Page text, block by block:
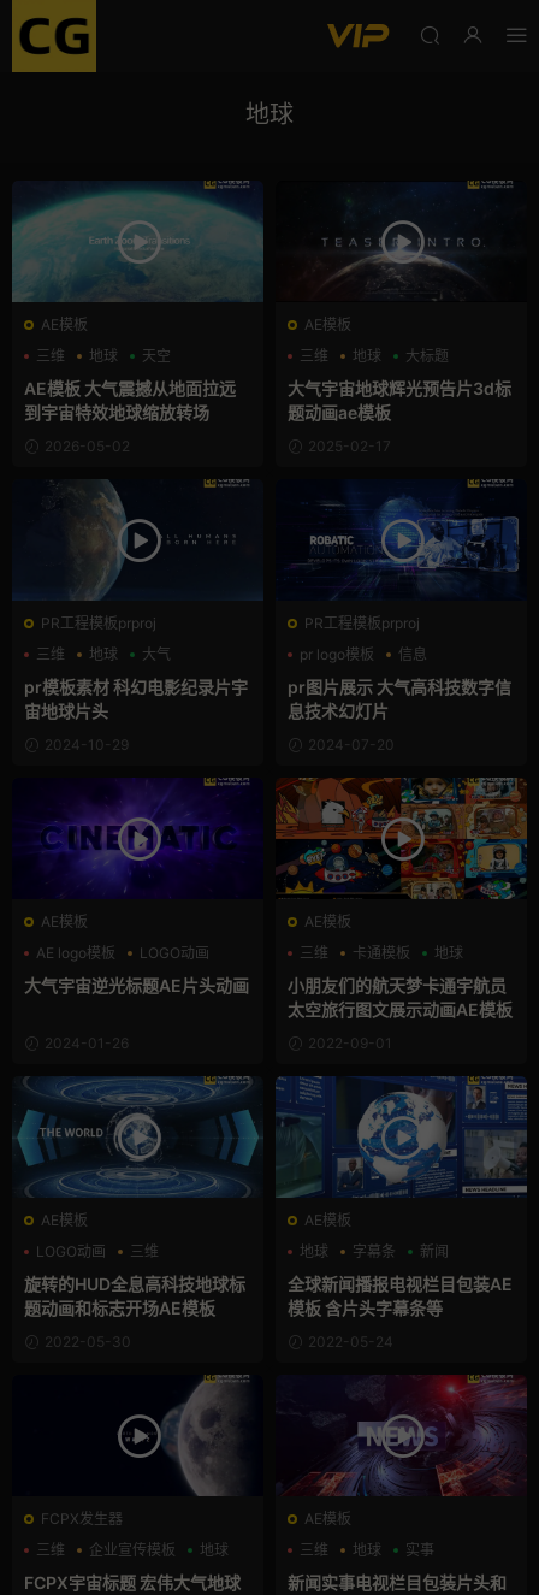
地球
AE模板
三维
地球 天空
AE模板 大气震撼从地面拉远
到宇宙特效地球缩放转场
2026-05-02
AE模板
三维
地球 大标题
大气宇宙地球辉光预告片3d标
题动画ae模板
2025-02-17
PR工程模板prproj
三维
地球 大气
pr模板素材 科幻电影纪录片宇
宙地球片头
2024-10-29
PR工程模板prproj
pr logo模板
信息
商务模板
pr图片展示 大气高科技数字信
息技术幻灯片
2024-07-20
AE模板
AE logo模板
LOGO动画
三维
大气宇宙逆光标题AE片头动画
2024-01-26
AE模板
三维
卡通模板 地球
小朋友们的航天梦卡通宇航员
太空旅行图文展示动画AE模板
2022-09-01
AE模板
LOGO动画
三维
全息素材
旋转的HUD全息高科技地球标
题动画和标志开场AE模板
2022-05-30
AE模板
地球
字幕条 新闻
全球新闻播报电视栏目包装AE
模板 含片头字幕条等
2022-05-24
FCPX发生器
三维
企业宣传模板 地球
FCPX宇宙标题 宏伟大气地球
AE模板
三维
地球 实事
新闻实事电视栏目包装片头和